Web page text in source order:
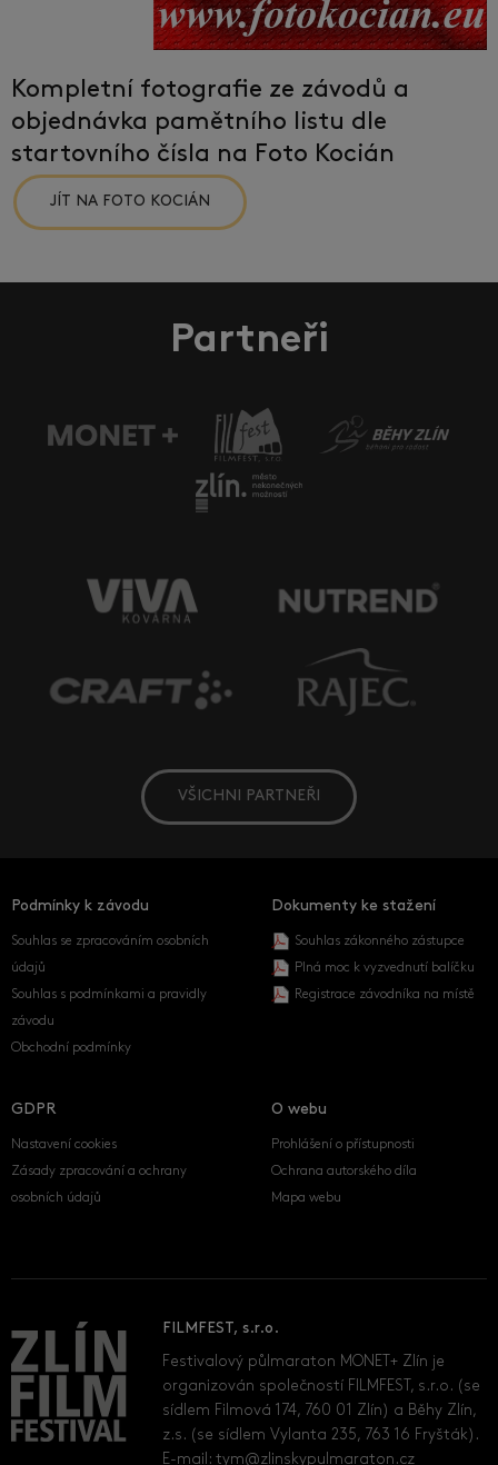
Kompletní fotografie ze závodů a
objednávka pamětního listu dle
startovního čísla na Foto Kocián
JÍT NA FOTO KOCIÁN
Partneři
VŠICHNI PARTNEŘI
Podmínky k závodu
Souhlas se zpracováním osobních
údajů
Souhlas s podmínkami a pravidly
závodu
Obchodní podmínky
Dokumenty ke stažení
Souhlas zákonného zástupce
Plná moc k vyzvednutí balíčku
Registrace závodníka na místě
GDPR
Nastavení cookies
Zásady zpracování a ochrany
osobních údajů
O webu
Prohlášení o přístupnosti
Ochrana autorského díla
Mapa webu
FILMFEST, s.r.o.
Festivalový půlmaraton MONET+ Zlín je
organizován společností FILMFEST, s.r.o. (se
sídlem Filmová 174, 760 01 Zlín) a Běhy Zlín,
z.s. (se sídlem Vylanta 235, 763 16 Fryšták).
E-mail:tym@zlinskypulmaraton.cz